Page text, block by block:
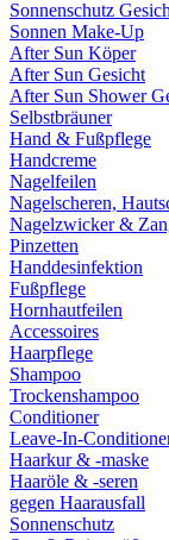
Sonnenschutz
Sonnen Make-Up
After Sun Köper
After Sun Gesicht
After Sun Shower
Selbstbräuner
Hand & Fußpflege
Handcreme
Nagelfeilen
Nagelscheren,
Nagelzwicker &
Pinzetten
Handdesinfektion
Fußpflege
Hornhautfeilen
Accessoires
Haarpflege
Shampoo
Trockenshampoo
Conditioner
Leave-In-
Haarkur & -maske
Haaröle & -seren
gegen Haarausfall
Sonnenschutz